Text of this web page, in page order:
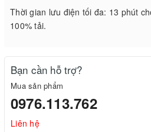
Thời gian lưu điện tối đa: 13 phút
100% tải.
Bạn cần hỗ trợ?
Mua sản phẩm
0976.113.762
Liên hệ